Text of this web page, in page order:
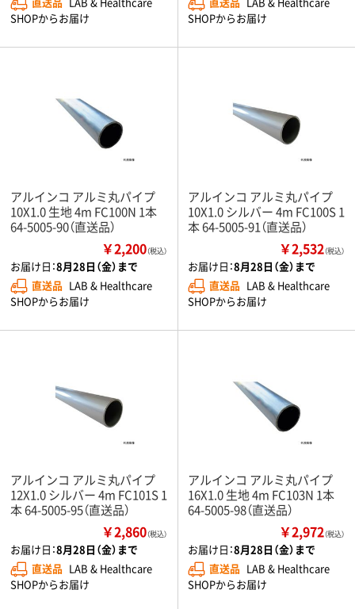
SHOPからお届け
SHOPからお届け
アルインコ アルミ丸パイプ
10X1.0 生地 4m FC100N 1本
64-5005-90（直送品）
￥2,200（税込）
お届け日：8月28日（金）まで
直送品 LAB & Healthcare
SHOPからお届け
アルインコ アルミ丸パイプ
10X1.0 シルバー 4m FC100S 1
本 64-5005-91（直送品）
￥2,532（税込）
お届け日：8月28日（金）まで
直送品 LAB & Healthcare
SHOPからお届け
アルインコ アルミ丸パイプ
12X1.0 シルバー 4m FC101S 1
本 64-5005-95（直送品）
￥2,860（税込）
お届け日：8月28日（金）まで
直送品 LAB & Healthcare
SHOPからお届け
アルインコ アルミ丸パイプ
16X1.0 生地 4m FC103N 1本
64-5005-98（直送品）
￥2,972（税込）
お届け日：8月28日（金）まで
直送品 LAB & Healthcare
SHOPからお届け